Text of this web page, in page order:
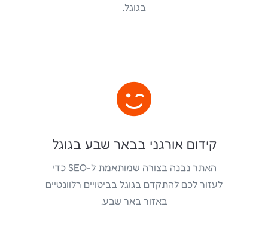
בגוגל.

קידום אורגני בבאר שבע בגוגל
האתר נבנה בצורה שמותאמת ל-SEO כדי
לעזור לכם להתקדם בגוגל בביטויים רלוונטיים
באזור באר שבע.